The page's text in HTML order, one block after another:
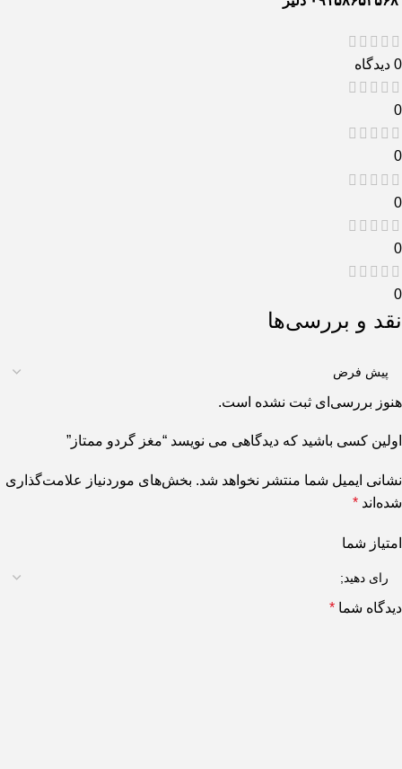
0 دیدگاه
0
0
0
0
0
نقد و بررسی‌ها
هنوز بررسی‌ای ثبت نشده است.
اولین کسی باشید که دیدگاهی می نویسد “مغز گردو ممتاز”
نشانی ایمیل شما منتشر نخواهد شد. بخش‌های موردنیاز علامت‌گذاری
شده‌اند *
امتیاز شما
دیدگاه شما *